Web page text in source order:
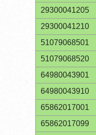
29300041205
29300041210
51079068501
51079068520
64980043901
64980043910
65862017001
65862017099